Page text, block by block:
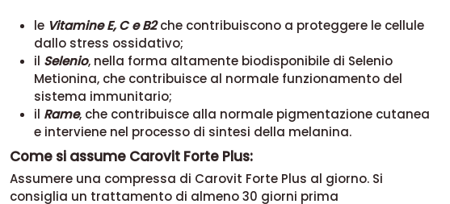
le Vitamine E, C e B2che contribuiscono a proteggere le cellule
dallo stress ossidativo;
il Selenio, nella forma altamente biodisponibile di Selenio
Metionina, che contribuisce al normale funzionamento del
sistema immunitario;
il Rame, che contribuisce alla normale pigmentazione cutanea
e interviene nel processo di sintesi della melanina.
Come si assume Carovit Forte Plus:
Assumere una compressa di Carovit Forte Plus al giorno. Si
consiglia un trattamento di almeno 30 giorni prima